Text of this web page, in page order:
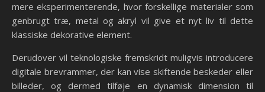
mere eksperimenterende, hvor forskellige materialer som
genbrugt træ, metal og akryl vil give et nyt liv til dette
klassiske dekorative element.
Derudover vil teknologiske fremskridt muligvis introducere
digitale brevrammer, der kan vise skiftende beskeder eller
billeder, og dermed tilføje en dynamisk dimension til